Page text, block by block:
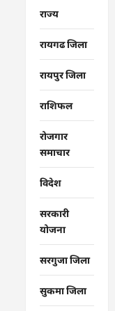
राज्‍य
रायगढ जिला
रायपुर जिला
राशिफल
रोजगार
समाचार
विदेश
सरकारी
योजना
सरगुजा जिला
सुकमा जिला